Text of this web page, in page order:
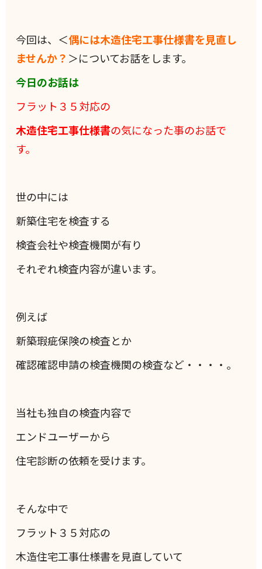
今回は、＜偶には木造住宅工事仕様書を見直し
ませんか？ ＞についてお話をします。
今日のお話は
フラット３５対応の
木造住宅工事仕様書の気になった事のお話で
す。
世の中には
新築住宅を検査する
検査会社や検査機関が有り
それぞれ検査内容が違います。
例えば
新築瑕疵保険の検査とか
確認確認申請の検査機関の検査など・・・・。
当社も独自の検査内容で
エンドユーザーから
住宅診断の依頼を受けます。
そんな中で
フラット３５対応の
木造住宅工事仕様書を見直していて